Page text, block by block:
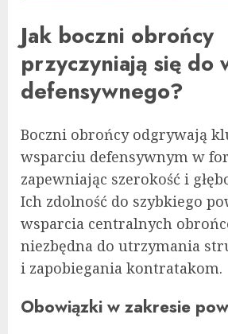
Jak boczni obrońcy
przyczyniają się do
defensywnego?
Boczni obrońcy odgrywają
wsparciu defensywnym w
zapewniając szerokość i
Ich zdolność do szybkiego
wsparcia centralnych
niezbędna do utrzymania
i zapobiegania kontratakom.
Obowiązki w zakresie